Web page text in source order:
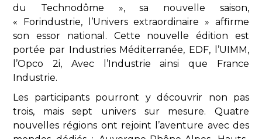
du Technodôme », sa nouvelle saison,
« Forindustrie, l’Univers extraordinaire » affirme
son essor national. Cette nouvelle édition est
portée par Industries Méditerranée, EDF, l’UIMM,
l’Opco 2i, Avec l’Industrie ainsi que France
Industrie.
Les participants pourront y découvrir non pas
trois, mais sept univers sur mesure. Quatre
nouvelles régions ont rejoint l’aventure avec des